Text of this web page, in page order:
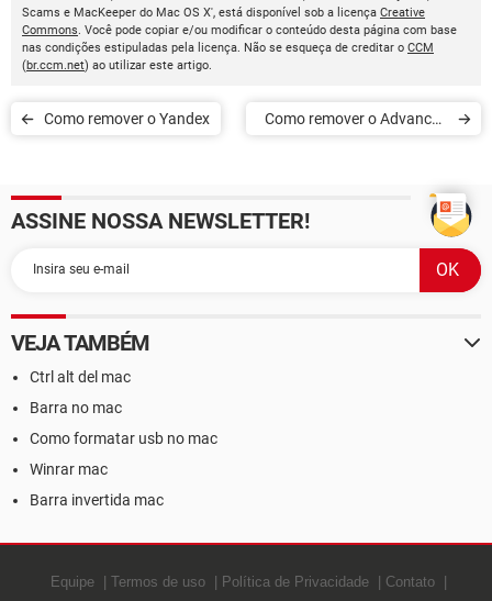
Scams e MacKeeper do Mac OS X', está disponível sob a licença Creative
Commons. Você pode copiar e/ou modificar o conteúdo desta página com base
nas condições estipuladas pela licença. Não se esqueça de creditar o CCM
(br.ccm.net) ao utilizar este artigo.
Como remover o Yandex
Como remover o Advanced
ASSINE NOSSA NEWSLETTER!
VEJA TAMBÉM
Ctrl alt del mac
Barra no mac
Como formatar usb no mac
Winrar mac
Barra invertida mac
Equipe Termos de uso Política de Privacidade Contato